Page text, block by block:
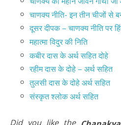
चाणक्य नीति- इन तीन चीजों से
दूसर दीपक – चाणक्य नीति पर
महात्मा विदुर की निति
कबीर दास के अर्थ सहित दोहे
रहीम दास के दोहे – अर्थ सहित
तुलसी दास के दोहे अर्थ सहित
संस्कृत श्लोक अर्थ सहित
Did you like the